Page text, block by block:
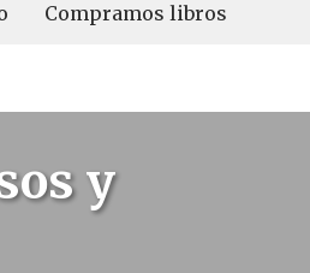
Compramos libros
y